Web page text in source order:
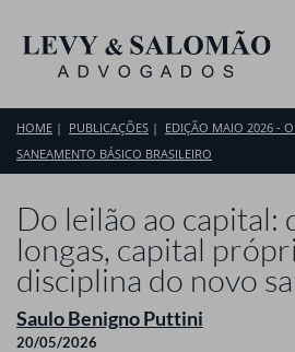
HOME PUBLICAÇÕES
EDIÇÃO MAIO 2026 -
SANEAMENTO BÁSICO BRASILEIRO
Do leilão ao capital:
longas, capital
disciplina do novo
Saulo Benigno Puttini
20/05/2026